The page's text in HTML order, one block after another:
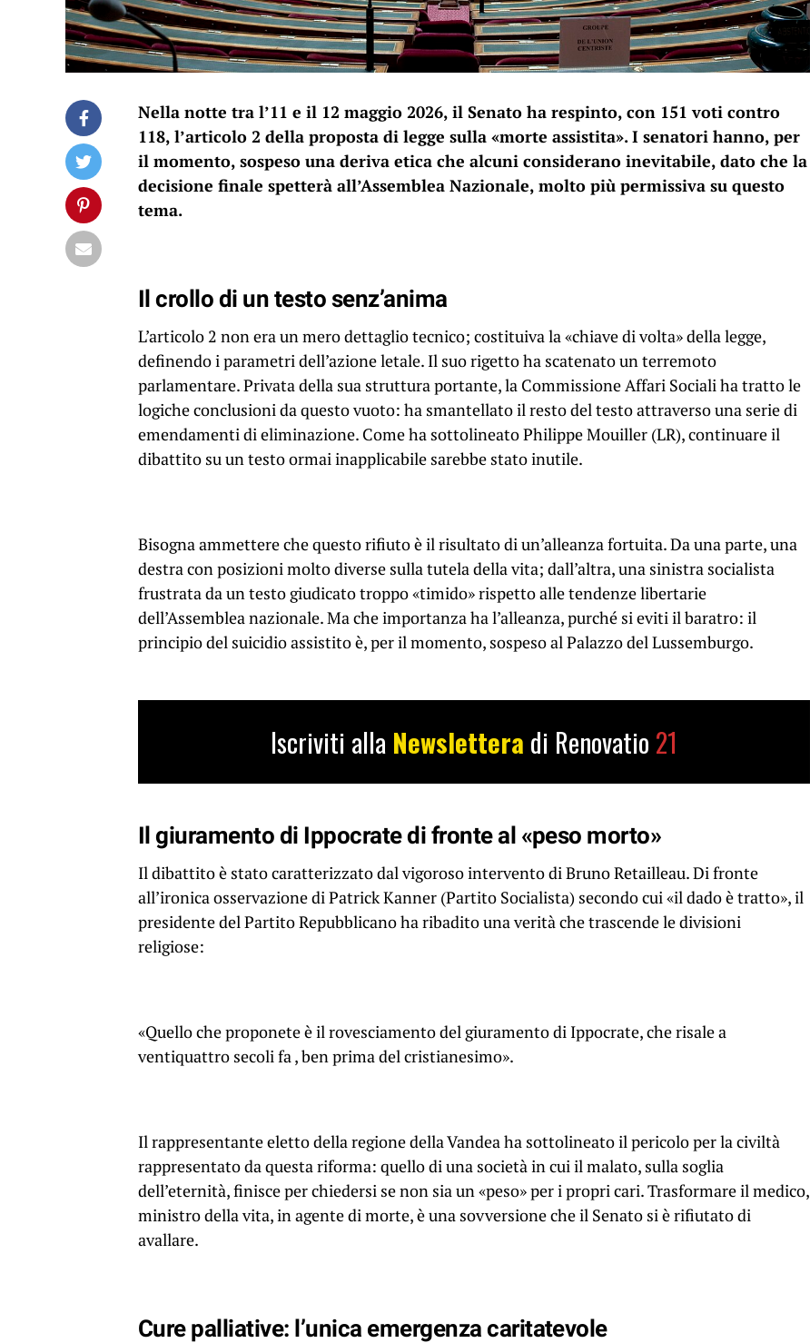
Nella notte tra l’11 e il 12 maggio 2026, il Senato ha respinto, con 151 voti contro
118, l’articolo 2 della proposta di legge sulla «morte assistita». I senatori hanno, per
il momento, sospeso una deriva etica che alcuni considerano inevitabile, dato che la
decisione finale spetterà all’Assemblea Nazionale, molto più permissiva su questo
tema.
Il crollo di un testo senz’anima
L’articolo 2 non era un mero dettaglio tecnico; costituiva la «chiave di volta» della legge,
definendo i parametri dell’azione letale. Il suo rigetto ha scatenato un terremoto
parlamentare. Privata della sua struttura portante, la Commissione Affari Sociali ha tratto le
logiche conclusioni da questo vuoto: ha smantellato il resto del testo attraverso una serie di
emendamenti di eliminazione. Come ha sottolineato Philippe Mouiller (LR), continuare il
dibattito su un testo ormai inapplicabile sarebbe stato inutile.
Bisogna ammettere che questo rifiuto è il risultato di un’alleanza fortuita. Da una parte, una
destra con posizioni molto diverse sulla tutela della vita; dall’altra, una sinistra socialista
frustrata da un testo giudicato troppo «timido» rispetto alle tendenze libertarie
dell’Assemblea nazionale. Ma che importanza ha l’alleanza, purché si eviti il ​​baratro: il
principio del suicidio assistito è, per il momento, sospeso al Palazzo del Lussemburgo.
Iscriviti alla Newslettera di Renovatio 21
Il giuramento di Ippocrate di fronte al «peso morto»
Il dibattito è stato caratterizzato dal vigoroso intervento di Bruno Retailleau. Di fronte
all’ironica osservazione di Patrick Kanner (Partito Socialista) secondo cui «il dado è tratto», il
presidente del Partito Repubblicano ha ribadito una verità che trascende le divisioni
religiose:
«Quello che proponete è il rovesciamento del giuramento di Ippocrate, che risale a
ventiquattro secoli fa , ben prima del cristianesimo».
Il rappresentante eletto della regione della Vandea ha sottolineato il pericolo per la civiltà
rappresentato da questa riforma: quello di una società in cui il malato, sulla soglia
dell’eternità, finisce per chiedersi se non sia un «peso» per i propri cari. Trasformare il medico,
ministro della vita, in agente di morte, è una sovversione che il Senato si è rifiutato di
avallare.
Cure palliative: l’unica emergenza caritatevole